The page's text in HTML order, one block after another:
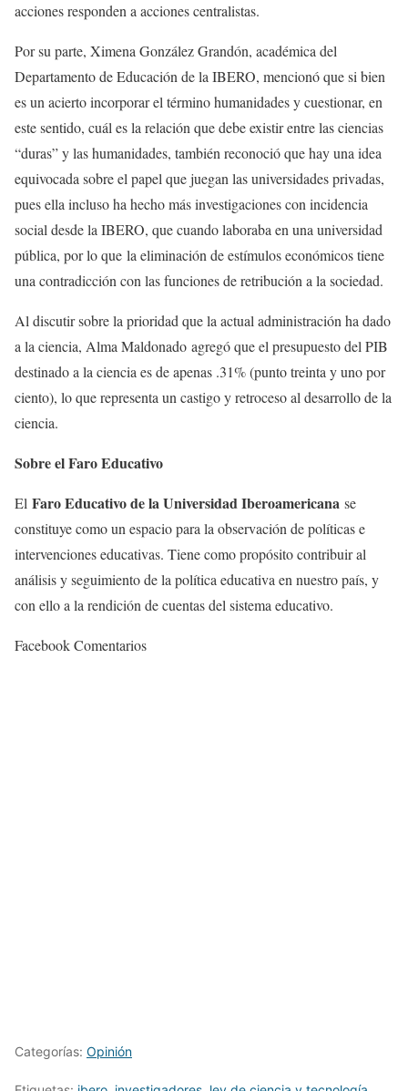
acciones responden a acciones centralistas.
Por su parte, Ximena González Grandón, académica del
Departamento de Educación de la IBERO, mencionó que si bien
es un acierto incorporar el término humanidades y cuestionar, en
este sentido, cuál es la relación que debe existir entre las ciencias
“duras” y las humanidades, también reconoció que hay una idea
equivocada sobre el papel que juegan las universidades privadas,
pues ella incluso ha hecho más investigaciones con incidencia
social desde la IBERO, que cuando laboraba en una universidad
pública, por lo que la eliminación de estímulos económicos tiene
una contradicción con las funciones de retribución a la sociedad.
Al discutir sobre la prioridad que la actual administración ha dado
a la ciencia, Alma Maldonado agregó que el presupuesto del PIB
destinado a la ciencia es de apenas .31% (punto treinta y uno por
ciento), lo que representa un castigo y retroceso al desarrollo de la
ciencia.
Sobre el Faro Educativo
El Faro Educativo de la Universidad Iberoamericana se
constituye como un espacio para la observación de políticas e
intervenciones educativas. Tiene como propósito contribuir al
análisis y seguimiento de la política educativa en nuestro país, y
con ello a la rendición de cuentas del sistema educativo.
Facebook Comentarios
Categorías: Opinión